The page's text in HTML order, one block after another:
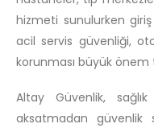
hizmeti sunulurken
acil servis güvenliği,
korunması büyük önem
Altay Güvenlik, sağlık
aksatmadan